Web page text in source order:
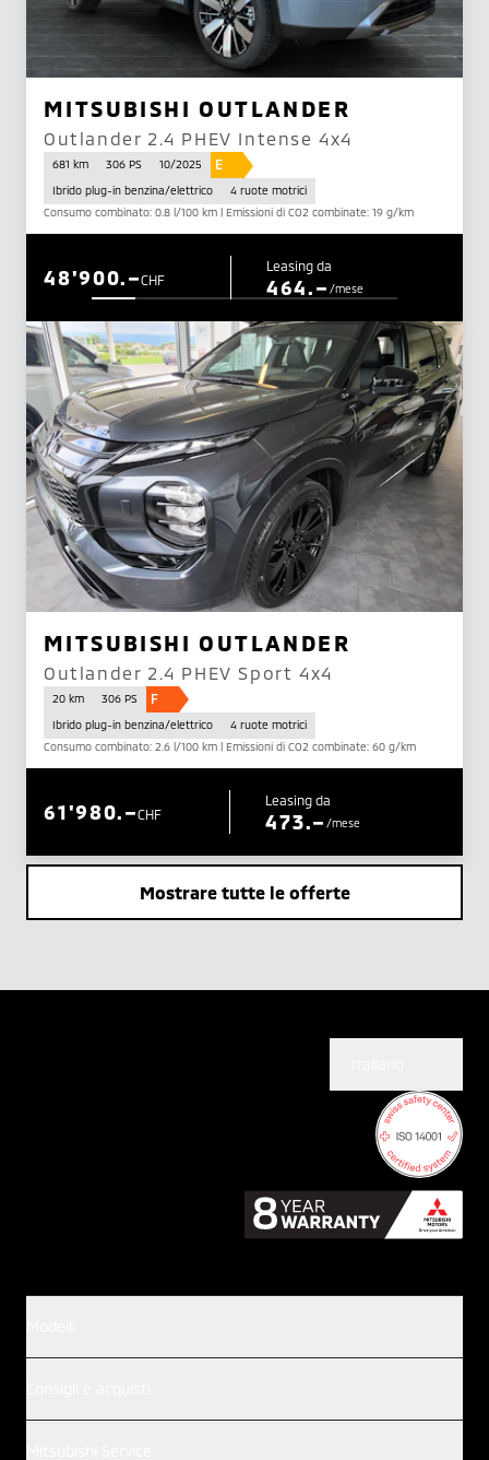
MITSUBISHI OUTLANDER
Outlander 2.4 PHEV Intense 4x4
681 km 306 PS 10/2025 E
Ibrido plug-in benzina/elettrico
4 ruote motrici
Consumo combinato: 0.8 l/100 km | Emissioni di CO2 combinate: 19 g/km
CHF
48'900.– Leasing da
464.– /mese
MITSUBISHI OUTLANDER
Outlander 2.4 PHEV Sport 4x4
20 km 306 PS F
Ibrido plug-in benzina/elettrico
4 ruote motrici
Consumo combinato: 2.6 l/100 km | Emissioni di CO2 combinate: 60 g/km
CHF
61'980.– Leasing da
473.–/mese
Mostrare tutte le offerte